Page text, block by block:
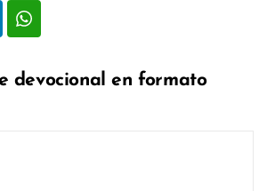
LinkedIn
devocional en formato